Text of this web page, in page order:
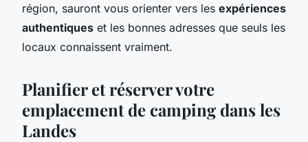
région, sauront vous orienter vers les expériences
authentiques et les bonnes adresses que seuls les
locaux connaissent vraiment.
Planifier et réserver votre
emplacement de camping dans les
Landes